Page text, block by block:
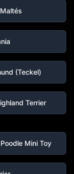
(Teckel)
Terrier
Mini Toy